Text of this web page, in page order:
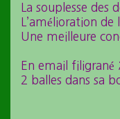
La souplesse des
L’amélioration
Une meilleure
En email filigrané
2 balles dans sa